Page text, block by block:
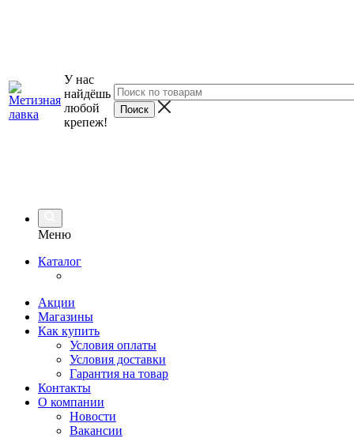
У нас
найдёшь
любой
крепеж!
Меню
Каталог
Акции
Магазины
Как купить
Условия оплаты
Условия доставки
Гарантия на товар
Контакты
О компании
Новости
Вакансии